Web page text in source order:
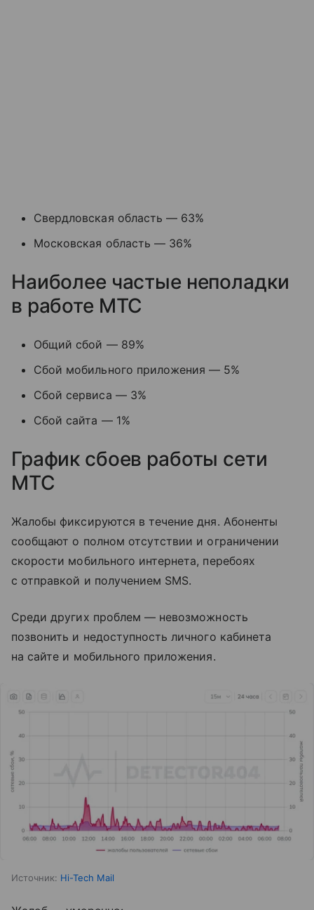
Свердловская область — 63%
Московская область — 36%
Наиболее частые неполадки
в работе МТС
Общий сбой — 89%
Сбой мобильного приложения — 5%
Сбой сервиса — 3%
Сбой сайта — 1%
График сбоев работы сети
МТС
Жалобы фиксируются в течение дня. Абоненты
сообщают о полном отсутствии и ограничении
скорости мобильного интернета, перебоях
с отправкой и получением SMS.
Среди других проблем — невозможность
позвонить и недоступность личного кабинета
на сайте и мобильного приложения.
Источник: Hi-Tech Mail